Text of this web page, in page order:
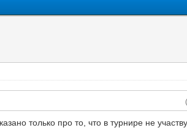
только про то, что в турнире не